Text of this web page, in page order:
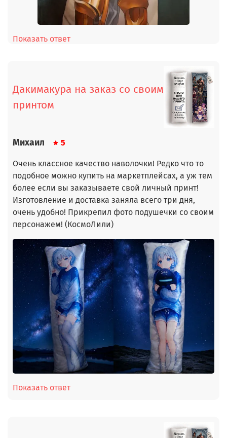
Показать ответ
Дакимакура на заказ со своим
принтом
Михаил 5
Очень классное качество наволочки! Редко что то
подобное можно купить на маркетплейсах, а уж тем
более если вы заказываете свой личный принт!
Изготовление и доставка заняла всего три дня,
очень удобно! Прикрепил фото подушечки со своим
персонажем! (КосмоЛили)
Показать ответ